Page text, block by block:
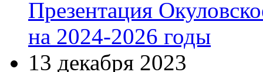
Презентация
на 2024-2026 годы
13 декабря 2023